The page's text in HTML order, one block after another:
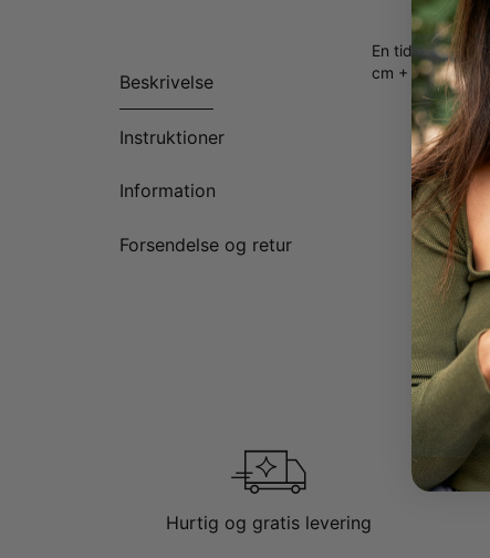
Beskrivelse
Instruktioner
Information
Forsendelse og retur
En tidløs
cm + 5 cm). Et
Hurtig og gratis levering